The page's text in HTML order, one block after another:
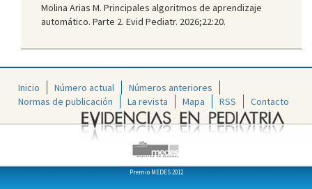
Molina Arias M. Principales algoritmos de aprendizaje
automático. Parte 2. Evid Pediatr. 2026;22:20.
Inicio Número actual
Números anteriores
Normas de publicación
La revista Mapa RSS Contacto
Premio MEDES 2012